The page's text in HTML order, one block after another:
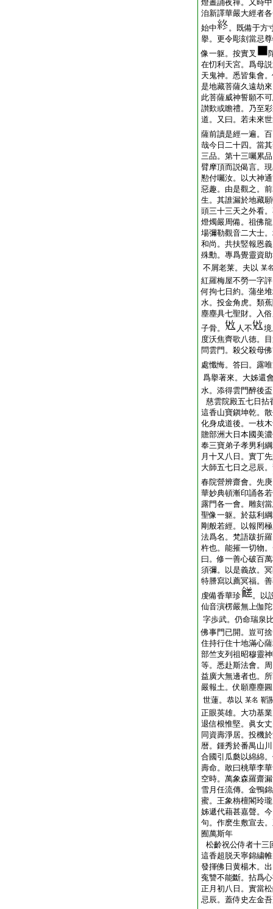
燈晝誦夜禪。又時
洎新譯華嚴大經者
始中
。既備于方
擧。更令彫刻當忌
像一躯。按實叉
在忉利天宮。爲母
天鬼神。悉皆集會
是地藏菩薩久遠劫
此菩薩威神誓願不
讃歎或瞻禮。乃至
道。又曰。若未來
薩前讀是經一遍。
哉今日二十四。當
三品。第十三囑累
臂摩頂而説偈言。
懃付囑汝。以大神
惡趣。由是觀之。
生。其誰漏於地藏
頭三十三天之外看
燈燭嚴周備。祖佛
場彌勒觀音二大士
和尚。共扶竪報恩
殊勳。專爲覺靈資
不屑老莱。夫以 某
紅羅梅屋不勞一字
何拘七日約。蒲坐
水。投金角虎。類
塵塵具七聖財。入
子骨。
人不
度沃焦齊歌八徳。
問雲門。殺父殺母
處懺悔。答曰。露
爲擧著來。大姊還
水。添得雲門醉後盃
慈雲院殿五七日拈
這香山寶鎭坤乾。
化身成道後。一枝
贍部洲大日本國美
奉三寶弟子孝男利
月十又八日。實丁
大師五七日之忌辰
春院營辨齋會。先庚
華妙典頓漸印誦各
露門各一會。雕刻
聖像一躯。於茲利
剛般若經。以報罔
法爲名。梵語跋折
杵也。能摧一切物
曰。修一善心破百
須彌。以是義故。
特謄寫以薦冥福。
虔備香華珍
。以
仙音演楞嚴無上伽
字歩武。仍命瑞泉
佛事門已開。豈可
住持行住十地滿心
部竺支列祖昭穆靈
等。悉赴斯法會。
益廣大無邊者也。
嚴報土。伏願塵塵
世蓮。恭以 某名 鞱
正眼英雄。大功基
退信根惟堅。眞女
同資壽淨居。投機
暦。鍾秀於番禺山
合國引瓜瓞以綿綿
壽命。敢曰桃華李
空時。萬象森羅齋
雪月任流傳。金鴨
蜜。王象栴檀閣玲
姊遞代藉甚嘉聲。
句。作麽生敷宣去
囿萬斯年
松齡祝公侍者十三
這香超脱天寧錦繍
發揮佛日黄楊木。
寃讐不能斷。拈爲
正月初八日。實當
忌辰。蓋侍史左金